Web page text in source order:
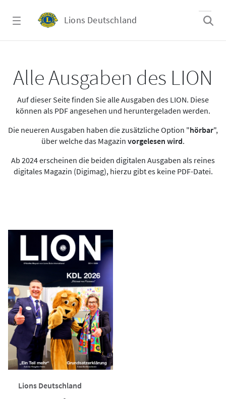
Lions Deutschland
Alle Ausgaben des LION
Auf dieser Seite finden Sie alle Ausgaben des LION. Diese
können als PDF angesehen und heruntergeladen werden.
Die neueren Ausgaben haben die zusätzliche Option "hörbar",
über welche das Magazin vorgelesen wird.
Ab 2024 erscheinen die beiden digitalen Ausgaben als reines
digitales Magazin (Digimag), hierzu gibt es keine PDF-Datei.
Lions Deutschland